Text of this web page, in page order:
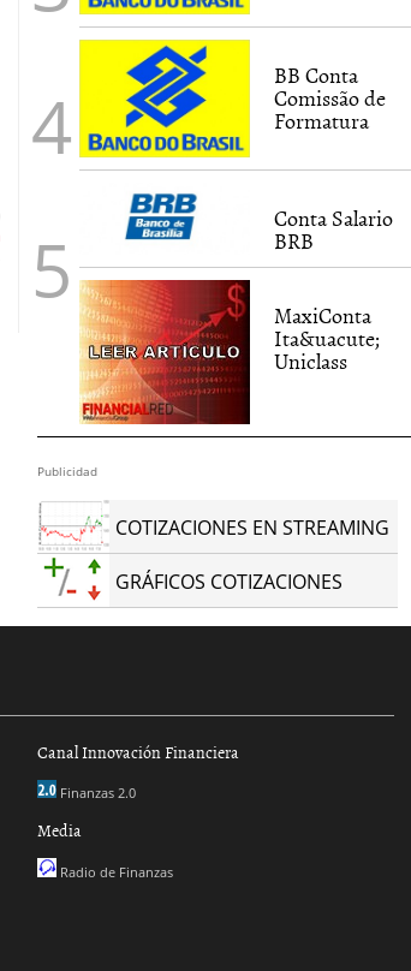
Contas Advance e Premier
5 setembro, 2011|Gabriela
19 abril, 2011|
BB Conta
Comissão de
Formatura
Conta Salario
BRB
MaxiConta
Ita&uacute;
Uniclass
Publicidad
COTIZACIONES EN STREAMING
GRÁFICOS COTIZACIONES
Canal Innovación Financiera
Finanzas 2.0
Media
Radio de Finanzas